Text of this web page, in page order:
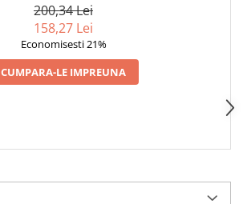
200,34 Lei
158,27 Lei
Economisesti 21%
CUMPARA-LE IMPREUNA